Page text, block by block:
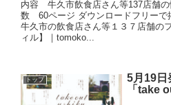
内容 牛久市飲食店さん等137店舗
数 60ページ ダウンロードフリーで
牛久市の飲食店さん等１３７店舗の
ィル】｜tomoko...
トップ
5月19日
「take